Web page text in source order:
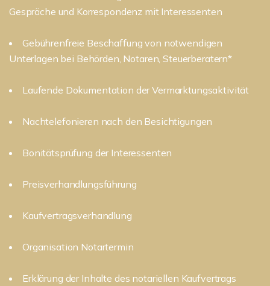
Gespräche und Korrespondenz mit Interessenten
Gebührenfreie Beschaffung von notwendigen
Unterlagen bei Behörden, Notaren, Steuerberatern*
Laufende Dokumentation der Vermarktungsaktivität
Nachtelefonieren nach den Besichtigungen
Bonitätsprüfung der Interessenten
Preisverhandlungsführung
Kaufvertragsverhandlung
Organisation Notartermin
Erklärung der Inhalte des notariellen Kaufvertrags